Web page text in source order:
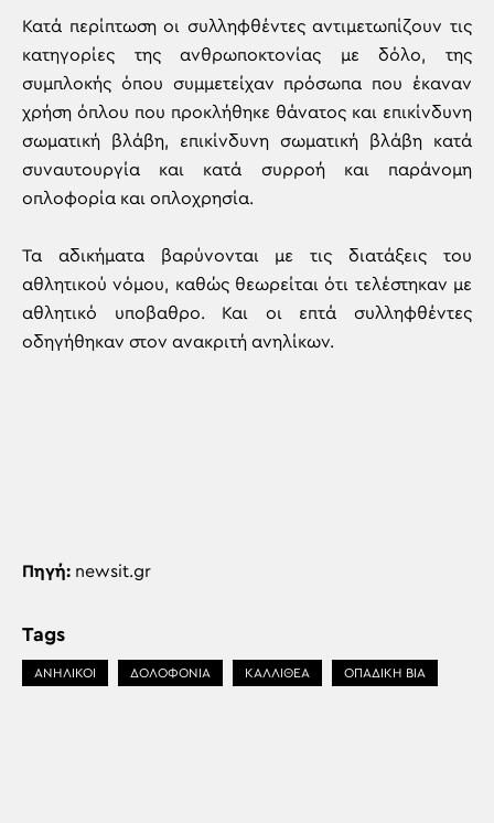
Κατά περίπτωση οι συλληφθέντες αντιμετωπίζουν τις
κατηγορίες της ανθρωποκτονίας με δόλο, της
συμπλοκής όπου συμμετείχαν πρόσωπα που έκαναν
χρήση όπλου που προκλήθηκε θάνατος και επικίνδυνη
σωματική βλάβη, επικίνδυνη σωματική βλάβη κατά
συναυτουργία και κατά συρροή και παράνομη
οπλοφορία και οπλοχρησία.
Τα αδικήματα βαρύνονται με τις διατάξεις του
αθλητικού νόμου, καθώς θεωρείται ότι τελέστηκαν με
αθλητικό υποβαθρο. Και οι επτά συλληφθέντες
οδηγήθηκαν στον ανακριτή ανηλίκων.
Πηγή: newsit.gr
Tags
ΑΝΗΛΙΚΟΙ ΔΟΛΟΦΟΝΙΑ ΚΑΛΛΙΘΕΑ ΟΠΑΔΙΚΗ ΒΙΑ